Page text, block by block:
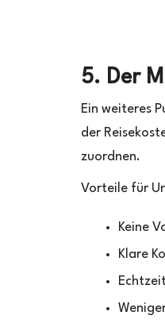
5. Der
Ein weiteres
der
zuordnen.
Vorteile für
Keine
Klare